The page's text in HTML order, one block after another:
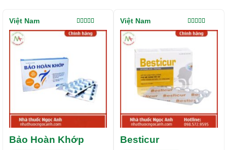
Bảo Hoàn Khớp
Được xếp
hạng5.00
Việt Nam
Besticur
Được xếp
hạng4.00
Việt Nam